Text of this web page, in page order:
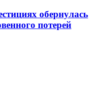
обернулась
потерей